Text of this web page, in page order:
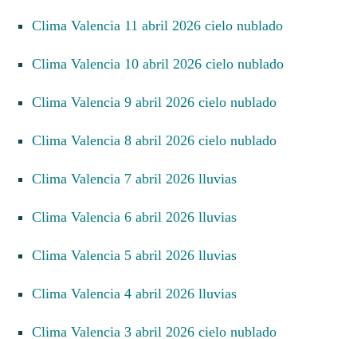
Clima Valencia 11 abril 2026 cielo nublado
Clima Valencia 10 abril 2026 cielo nublado
Clima Valencia 9 abril 2026 cielo nublado
Clima Valencia 8 abril 2026 cielo nublado
Clima Valencia 7 abril 2026 lluvias
Clima Valencia 6 abril 2026 lluvias
Clima Valencia 5 abril 2026 lluvias
Clima Valencia 4 abril 2026 lluvias
Clima Valencia 3 abril 2026 cielo nublado